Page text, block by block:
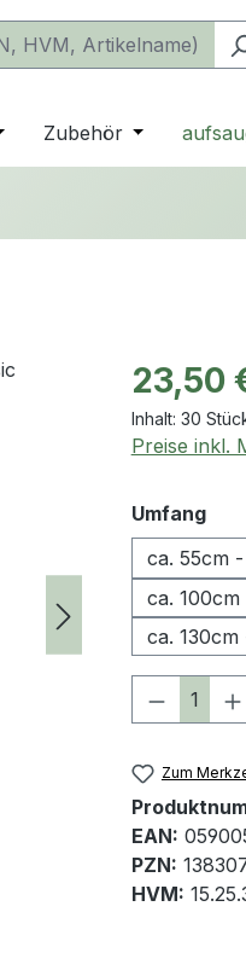
Kategorie einfache
oder Schließe das
Zubehör Öffne oder
Regulärer
23,50
Inhalt: 30
Preise inkl.
Umfang
ca. 55cm
ca.
ca.
Zum
EAN:
PZN:
HVM: